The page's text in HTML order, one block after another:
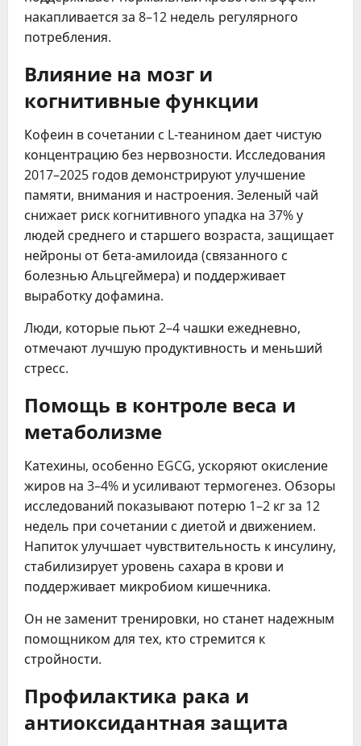
накапливается за 8–12 недель регулярного
потребления.
Влияние на мозг и
когнитивные функции
Кофеин в сочетании с L-теанином дает чистую
концентрацию без нервозности. Исследования
2017–2025 годов демонстрируют улучшение
памяти, внимания и настроения. Зеленый чай
снижает риск когнитивного упадка на 37% у
людей среднего и старшего возраста, защищает
нейроны от бета-амилоида (связанного с
болезнью Альцгеймера) и поддерживает
выработку дофамина.
Люди, которые пьют 2–4 чашки ежедневно,
отмечают лучшую продуктивность и меньший
стресс.
Помощь в контроле веса и
метаболизме
Катехины, особенно EGCG, ускоряют окисление
жиров на 3–4% и усиливают термогенез. Обзоры
исследований показывают потерю 1–2 кг за 12
недель при сочетании с диетой и движением.
Напиток улучшает чувствительность к инсулину,
стабилизирует уровень сахара в крови и
поддерживает микробиом кишечника.
Он не заменит тренировки, но станет надежным
помощником для тех, кто стремится к
стройности.
Профилактика рака и
антиоксидантная защита